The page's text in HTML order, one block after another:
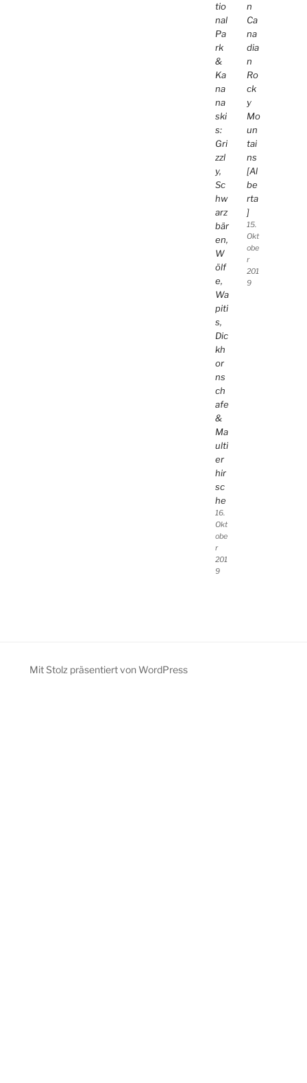
tio
nal
Pa
rk
&
Ka
na
na
ski
s:
Gri
zzl
y,
Sc
hw
arz
bär
en,
W
ölf
e,
Wa
piti
s,
Dic
kh
or
ns
ch
afe
&
Ma
ulti
er
hir
sc
he
16.
Okt
obe
r
201
9
n
Ca
na
dia
n
Ro
ck
y
Mo
un
tai
ns
[Al
be
rta
]
15.
Okt
obe
r
201
9
Mit Stolz präsentiert von WordPress